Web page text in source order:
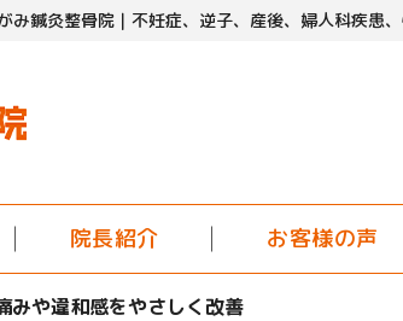
み鍼灸整骨院｜ 不妊症、逆子、産後、 婦人科疾患
院長紹介 お客様の声
みや違和感をやさしく改善